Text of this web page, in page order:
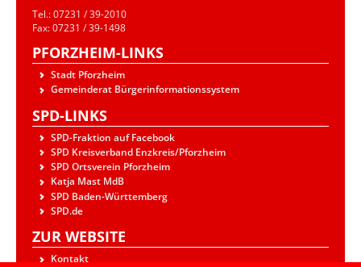
Tel.: 07231 / 39-2010
Fax: 07231 / 39-1498
PFORZHEIM-LINKS
Stadt Pforzheim
Gemeinderat Bürgerinformationssystem
SPD-LINKS
SPD-Fraktion auf Facebook
SPD Kreisverband Enzkreis/Pforzheim
SPD Ortsverein Pforzheim
Katja Mast MdB
SPD Baden-Württemberg
SPD.de
ZUR WEBSITE
Kontakt